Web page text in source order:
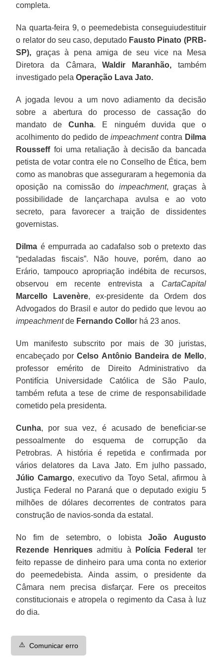
completa.
Na quarta-feira 9, o peemedebista conseguiudestituir
o relator do seu caso, deputado Fausto Pinato (PRB-
SP), graças à pena amiga de seu vice na Mesa
Diretora da Câmara,Waldir Maranhão,também
investigado pelaOperação Lava Jato.
A jogada levou a um novo adiamento da decisão
sobre a abertura do processo de cassação do
mandato deCunha. E ninguém duvida que o
acolhimento do pedido deimpeachmentcontra Dilma
Roussefffoi uma retaliação à decisão da bancada
petista de votar contra ele no Conselho de Ética, bem
como as manobras que asseguraram a hegemonia da
oposição na comissão do impeachment, graças à
possibilidade de lançarchapa avulsa e ao voto
secreto, para favorecer a traição de dissidentes
governistas.
Dilma é empurrada ao cadafalso sob o pretexto das
“pedaladas fiscais”. Não houve, porém, dano ao
Erário, tampouco apropriação indébita de recursos,
observou em recente entrevista a CartaCapital
Marcello Lavenère, ex-presidente da Ordem dos
Advogados do Brasil e autor do pedido que levou ao
impeachmentde Fernando Collor há 23 anos.
Um manifesto subscrito por mais de 30 juristas,
encabeçado por Celso Antônio Bandeira de Mello,
professor emérito de Direito Administrativo da
Pontifícia Universidade Católica de São Paulo,
também refuta a tese de crime de responsabilidade
cometido pela presidenta.
Cunha, por sua vez, é acusado de beneficiar-se
pessoalmente do esquema de corrupção da
Petrobras. A história é repetida e confirmada por
vários delatores da Lava Jato. Em julho passado,
Júlio Camargo, executivo da Toyo Setal, afirmou à
Justiça Federal no Paraná que o deputado exigiu 5
milhões de dólares decorrentes de contratos para
construção de navios-sonda da estatal.
No fim de setembro, o lobista João Augusto
Rezende Henriquesadmitiu à Polícia Federal
ter
feito repasse de dinheiro para uma conta no exterior
do peemedebista. Ainda assim, o presidente da
Câmara nem precisa disfarçar. Fere os preceitos
constitucionais e atropela o regimento da Casa à luz
do dia.
⚠️ Comunicar erro